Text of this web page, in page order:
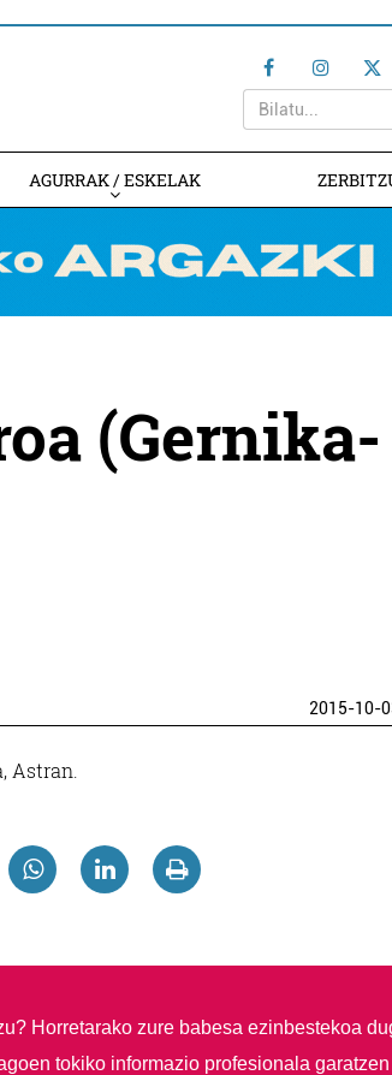
AGURRAK / ESKELAK
(Gernika-
2015-10-
Astran.
Horretarako zure babesa ezinbestekoa
tokiko informazio profesionala garatzen